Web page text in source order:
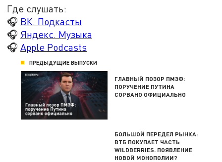
Где слушать:
🎧 ВК. Подкасты
🎧 Яндекс. Музыка
🎧Apple Podcasts
ПРЕДЫДУЩИЕ ВЫПУСКИ
ГЛАВНЫЙ ПОЗОР ПМЭФ:
ПОРУЧЕНИЕ ПУТИНА
СОРВАНО ОФИЦИАЛЬНО
БОЛЬШОЙ ПЕРЕДЕЛ РЫНКА:
ВТБ ПОКУПАЕТ ЧАСТЬ
WILDBERRIES. ПОЯВЛЕНИЕ
НОВОЙ МОНОПОЛИИ?